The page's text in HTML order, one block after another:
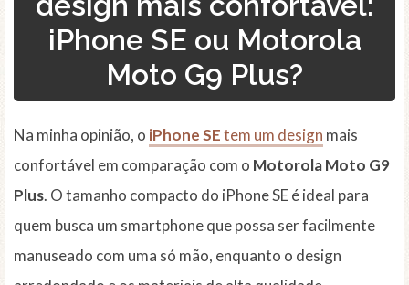
iPhone SE ou Motorola
Moto G9 Plus?
Na minha opinião, o iPhone SEtem um design mais
confortável em comparação com o Motorola Moto G9
Plus. O tamanho compacto do iPhone SE é ideal para
quem busca um smartphone que possa ser facilmente
manuseado com uma só mão, enquanto o design